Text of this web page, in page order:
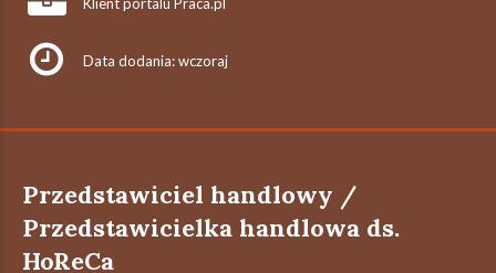
Data dodania: wczoraj
Przedstawiciel handlowy /
Przedstawicielka handlowa ds.
HoReCa